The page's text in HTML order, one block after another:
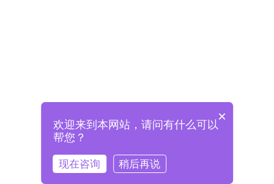
登录即表示已阅读并同意《格兰德官网用户协议》
×
欢迎来到本网站，请问有什么可以
帮您？
现在咨询 稍后再说